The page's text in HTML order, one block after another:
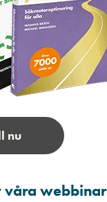
nu
våra webbinar